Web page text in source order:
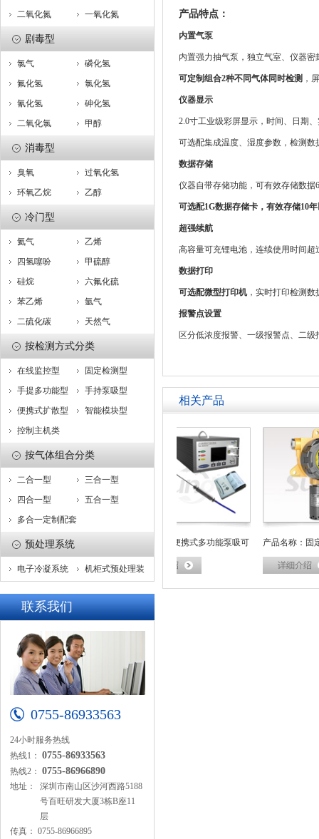
二氧化氮
一氧化氮
剧毒型
氯气
磷化氢
氟化氢
氯化氢
氰化氢
砷化氢
二氧化氯
甲醇
消毒型
臭氧
过氧化氢
环氧乙烷
乙醇
冷门型
氦气
乙烯
四氢噻吩
甲硫醇
硅烷
六氟化硫
苯乙烯
氩气
二硫化碳
天然气
按检测方式分类
在线监控型
固定检测型
手提多功能型
手持泵吸型
便携式扩散型
智能模块型
控制主机类
按气体组合分类
二合一型
三合一型
四合一型
五合一型
多合一定制配套
预处理系统
电子冷凝系统
机柜式预处理装
联系我们
0755-86933563
24小时服务热线
热线1： 0755-86933563
热线2： 0755-86966890
地址：
深圳市南山区沙河西路5188
号百旺研发大厦3栋B座11
层
传真： 0755-86966895
产品特点：
内置气泵
内置强力抽气泵，独立气室、仪器
可定制组合2种不同气体同时检测 ，
仪器显示
2.0寸工业级彩屏显示，时间、日期
可选配集成温度、湿度参数，检测数
数据存储
仪器自带存储功能，可有效存储数
可选配1G数据存储卡，有效存储10
超强续航
高容量可充锂电池，连续使用时间超
数据打印
可选配微型打印机，实时打印检测数
报警点设置
区分低浓度报警、一级报警点、二
相关产品
名称：无线可燃气体检测仪 产品名称：便携式多功能泵吸可
燃气体分析仪
产品名称：固定